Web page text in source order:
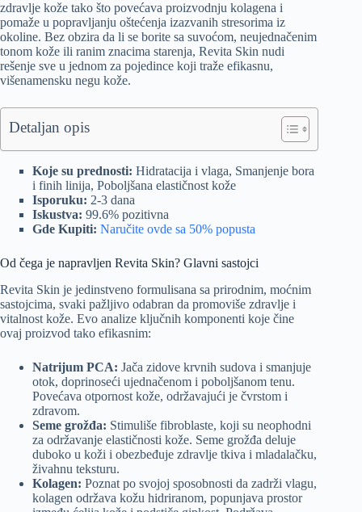
zdravlje kože tako što povećava proizvodnju kolagena i
pomaže u popravljanju oštećenja izazvanih stresorima iz
okoline. Bez obzira da li se borite sa suvoćom, neujednačenim
tonom kože ili ranim znacima starenja, Revita Skin nudi
rešenje sve u jednom za pojedince koji traže efikasnu,
višenamensku negu kože.
Detaljan opis
Koje su prednosti: Hidratacija i vlaga, Smanjenje bora
i finih linija, Poboljšana elastičnost kože
Isporuku: 2-3 dana
Iskustva: 99.6% pozitivna
Gde Kupiti: Naručite ovde sa 50% popusta
Od čega je napravljen Revita Skin? Glavni sastojci
Revita Skin je jedinstveno formulisana sa prirodnim, moćnim
sastojcima, svaki pažljivo odabran da promoviše zdravlje i
vitalnost kože. Evo analize ključnih komponenti koje čine
ovaj proizvod tako efikasnim:
Natrijum PCA: Jača zidove krvnih sudova i smanjuje
otok, doprinoseći ujednačenom i poboljšanom tenu.
Povećava otpornost kože, održavajući je čvrstom i
zdravom.
Seme grožđa: Stimuliše fibroblaste, koji su neophodni
za održavanje elastičnosti kože. Seme grožđa deluje
duboko u koži i obezbeđuje zdravlje tkiva i mladalačku,
živahnu teksturu.
Kolagen: Poznat po svojoj sposobnosti da zadrži vlagu,
kolagen održava kožu hidriranom, popunjava prostor